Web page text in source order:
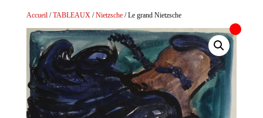
Accueil/TABLEAUX/Nietzsche/ Le grand Nietzsche